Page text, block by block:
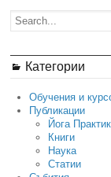
Категории
Обучения и
Публикации
Йога
Книги
Наука
Статии